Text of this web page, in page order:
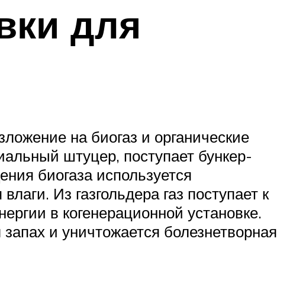
для
на биогаз и органические
штуцер, поступает бункер-
биогаза используется
Из газгольдера газ поступает к
в когенерационной установке.
и уничтожается болезнетворная